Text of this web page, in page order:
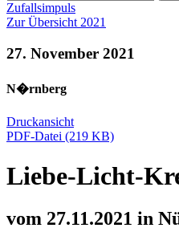
Zufallsimpuls
Zur Übersicht 2021
27. November 2021
N�rnberg
Druckansicht
PDF-Datei (219 KB)
Liebe-Licht-
vom 27.11.2021 in